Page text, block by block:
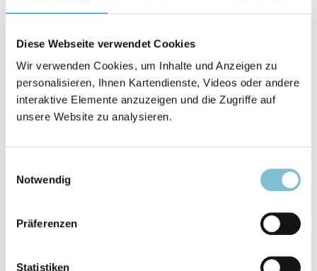
Diese Webseite verwendet Cookies
Wir verwenden Cookies, um Inhalte und Anzeigen zu
personalisieren, Ihnen Kartendienste, Videos oder andere
interaktive Elemente anzuzeigen und die Zugriffe auf
unsere Website zu analysieren.
Notwendig
Präferenzen
Statistiken
Was ist eigentlich Rassismus? - Was sagt die
Christliche Wissenschaft
Neugründung: Dr. Kappeler-
Welt-Spirale
Zeitalters
Beobachtungen